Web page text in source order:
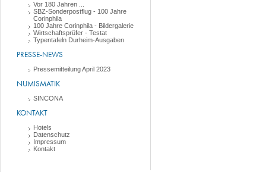
Vor 180 Jahren ...
SBZ-Sonderpostflug - 100 Jahre
Corinphila
100 Jahre Corinphila - Bildergalerie
Wirtschaftsprüfer - Testat
Typentafeln Durheim-Ausgaben
PRESSE-NEWS
Pressemitteilung April 2023
NUMISMATIK
SINCONA
KONTAKT
Hotels
Datenschutz
Impressum
Kontakt